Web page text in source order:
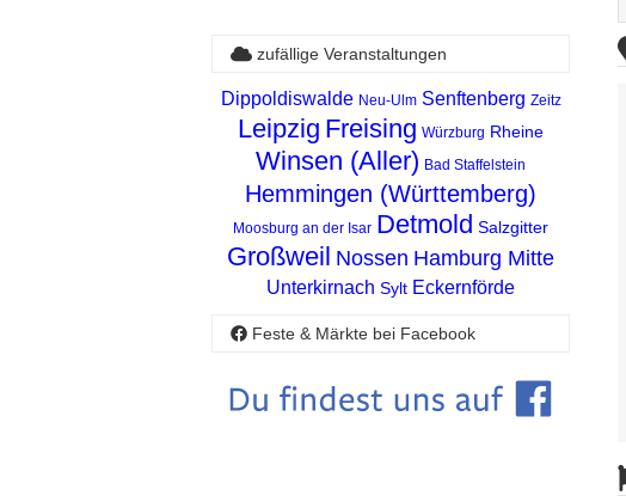
zufällige Veranstaltungen
Dippoldiswalde Neu-Ulm Senftenberg Zeitz
Leipzig Freising Würzburg Rheine
Winsen (Aller) Bad Staffelstein
Hemmingen (Württemberg)
Moosburg an der Isar Detmold Salzgitter
Großweil Nossen Hamburg Mitte
Unterkirnach Sylt Eckernförde
Feste & Märkte bei Facebook